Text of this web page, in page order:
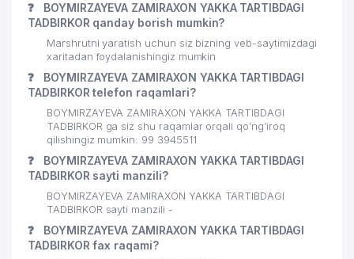
❓
BOYMIRZAYEVA ZAMIRAXON YAKKA TARTIBDAGI
TADBIRKOR qanday borish mumkin?
Marshrutni yaratish uchun siz bizning veb-saytimizdagi
xaritadan foydalanishingiz mumkin
❓
BOYMIRZAYEVA ZAMIRAXON YAKKA TARTIBDAGI
TADBIRKOR telefon raqamlari?
BOYMIRZAYEVA ZAMIRAXON YAKKA TARTIBDAGI
TADBIRKOR ga siz shu raqamlar orqali qo’ng’iroq
qilishingiz mumkin: 99 3945511
❓
BOYMIRZAYEVA ZAMIRAXON YAKKA TARTIBDAGI
TADBIRKOR sayti manzili?
BOYMIRZAYEVA ZAMIRAXON YAKKA TARTIBDAGI
TADBIRKOR sayti manzili -
❓
BOYMIRZAYEVA ZAMIRAXON YAKKA TARTIBDAGI
TADBIRKOR fax raqami?